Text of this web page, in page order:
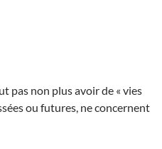
pas non plus avoir de « vies
ou futures, ne concernent